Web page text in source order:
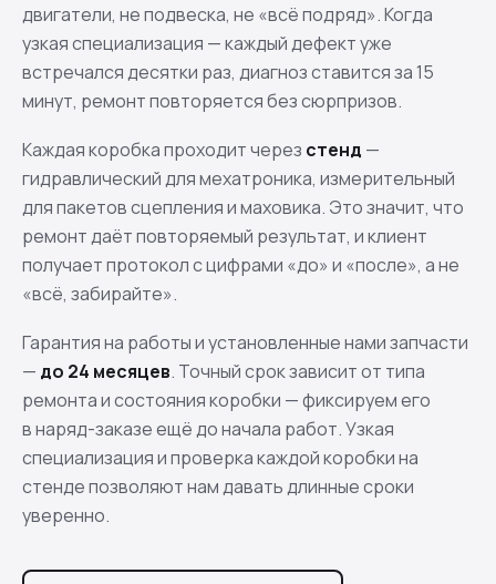
двигатели, не подвеска, не «всё подряд». Когда
узкая специализация — каждый дефект уже
встречался десятки раз, диагноз ставится за 15
минут, ремонт повторяется без сюрпризов.
Каждая коробка проходит через стенд —
гидравлический для мехатроника, измерительный
для пакетов сцепления и маховика. Это значит, что
ремонт даёт повторяемый результат, и клиент
получает протокол с цифрами «до» и «после», а не
«всё, забирайте».
Гарантия на работы и установленные нами запчасти
— до 24 месяцев. Точный срок зависит от типа
ремонта и состояния коробки — фиксируем его
в наряд-заказе ещё до начала работ. Узкая
специализация и проверка каждой коробки на
стенде позволяют нам давать длинные сроки
уверенно.